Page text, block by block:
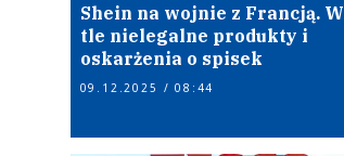
Shein na wojnie z Francją. W
tle nielegalne produkty i
oskarżenia o spisek
09.12.2025 / 08:44